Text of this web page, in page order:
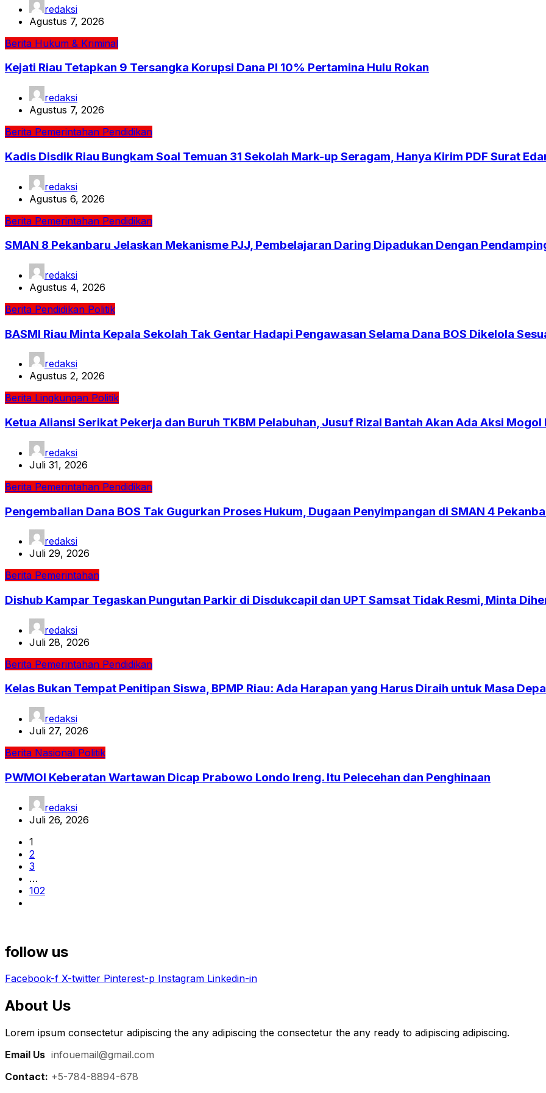
redaksi
Agustus 7, 2026
Berita Hukum & Kriminal
Kejati Riau Tetapkan 9 Tersangka Korupsi Dana PI 10% Pertamina Hulu Rokan
redaksi
Agustus 7, 2026
Berita Pemerintahan Pendidikan
Kadis Disdik Riau Bungkam Soal Temuan 31 Sekolah Mark-up Seragam, Hanya Kirim PDF Surat
redaksi
Agustus 6, 2026
Berita Pemerintahan Pendidikan
SMAN 8 Pekanbaru Jelaskan Mekanisme PJJ, Pembelajaran Daring Dipadukan Dengan
redaksi
Agustus 4, 2026
Berita Pendidikan Politik
BASMI Riau Minta Kepala Sekolah Tak Gentar Hadapi Pengawasan Selama Dana BOS Dikelola
redaksi
Agustus 2, 2026
Berita Lingkungan Politik
Ketua Aliansi Serikat Pekerja dan Buruh TKBM Pelabuhan, Jusuf Rizal Bantah Akan Ada Aksi Mogol
redaksi
Juli 31, 2026
Berita Pemerintahan Pendidikan
Pengembalian Dana BOS Tak Gugurkan Proses Hukum, Dugaan Penyimpangan di SMAN 4
redaksi
Juli 29, 2026
Berita Pemerintahan
Dishub Kampar Tegaskan Pungutan Parkir di Disdukcapil dan UPT Samsat Tidak Resmi, Minta
redaksi
Juli 28, 2026
Berita Pemerintahan Pendidikan
Kelas Bukan Tempat Penitipan Siswa, BPMP Riau: Ada Harapan yang Harus Diraih untuk Masa
redaksi
Juli 27, 2026
Berita Nasional Politik
PWMOI Keberatan Wartawan Dicap Prabowo Londo Ireng. Itu Pelecehan dan Penghinaan
redaksi
Juli 26, 2026
1
2
3
…
102
follow us
Facebook-f X-twitter Pinterest-p Instagram Linkedin-in
About Us
Lorem ipsum consectetur adipiscing the any adipiscing the consectetur the any ready to adipiscing adipiscing.
Email Us infouemail@gmail.com
Contact: +5-784-8894-678